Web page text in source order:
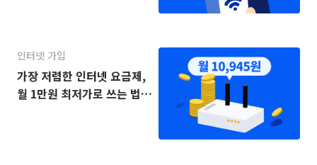
인터넷 가입
가장 저렴한 인터넷 요금제,
월 1만원 최저가로 쓰는 법